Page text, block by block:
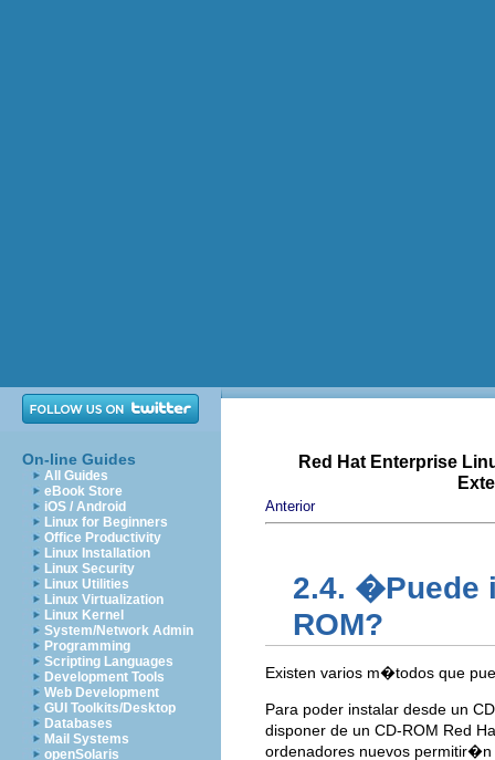
On-line Guides
All Guides
eBook Store
iOS / Android
Linux for Beginners
Office Productivity
Linux Installation
Linux Security
Linux Utilities
Linux Virtualization
Linux Kernel
System/Network Admin
Programming
Scripting Languages
Development Tools
Web Development
GUI Toolkits/Desktop
Databases
Mail Systems
openSolaris
Red Hat Enterprise
Anterior
2.4. �Puede
ROM?
Existen varios m�todos que
Para poder instalar desde un
disponer de un CD-ROM Red
ordenadores nuevos permitir�n